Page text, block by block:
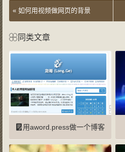
« 如何用视频做网页的背景
同类文章
用aword.press做一个博客